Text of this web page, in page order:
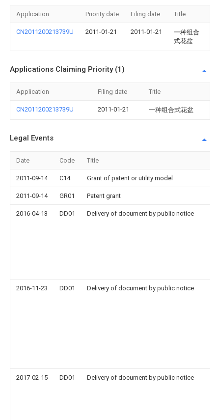
Application Priority date Filing date Title
CN2011200213739U 2011-01-21 2011-01-21
一种组合
式花盆
Applications Claiming Priority (1)
Application Filing date Title
CN2011200213739U 2011-01-21 一种组合式花盆
Legal Events
Date Code Title
2011-09-14 C14 Grant of patent or utility model
2011-09-14 GR01 Patent grant
2016-04-13 DD01 Delivery of document by public notice
2016-11-23 DD01 Delivery of document by public notice
2017-02-15 DD01 Delivery of document by public notice